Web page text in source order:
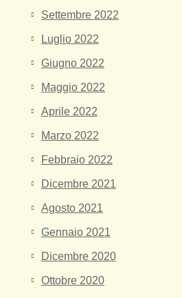
Settembre 2022
Luglio 2022
Giugno 2022
Maggio 2022
Aprile 2022
Marzo 2022
Febbraio 2022
Dicembre 2021
Agosto 2021
Gennaio 2021
Dicembre 2020
Ottobre 2020